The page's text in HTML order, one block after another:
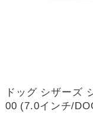
ドッグ シザーズ
00 (7.0インチ/